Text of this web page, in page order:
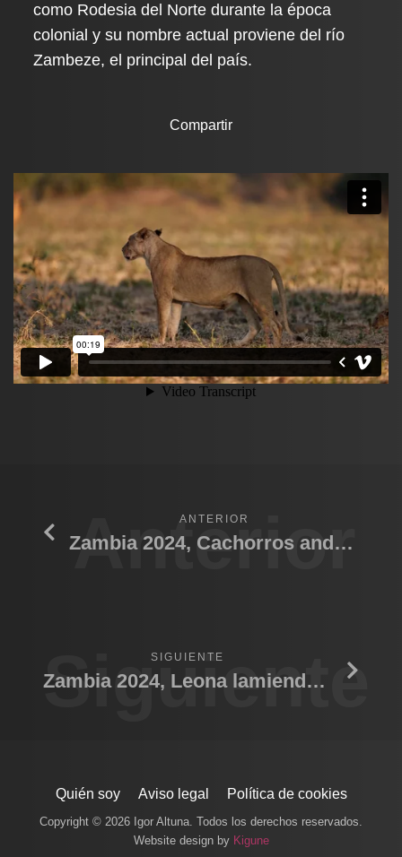
como Rodesia del Norte durante la época
colonial y su nombre actual proviene del río
Zambeze, el principal del país.
Compartir
Anterior
ANTERIOR
Zambia 2024, Cachorros andando
Siguiente
SIGUIENTE
Zambia 2024, Leona lamiendo cachorro
Quién soy Aviso legal Política de cookies
Copyright © 2026 Igor Altuna. Todos los derechos reservados.
Website design by Kigune